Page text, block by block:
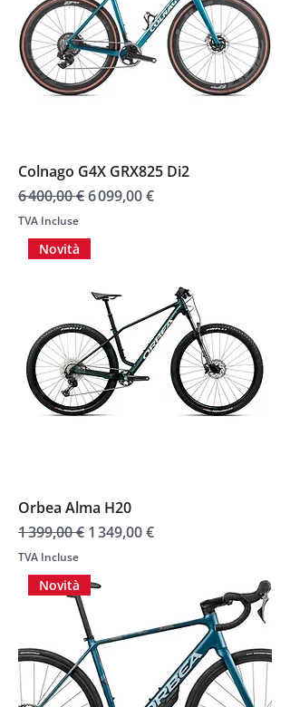
Colnago G4X GRX825 Di2
Prix original
6 400,00 €Prix promotionnel
6 099,00 €
TVA Incluse
Novità
Orbea Alma H20
Prix original
1 399,00 € Prix promotionnel
1 349,00 €
TVA Incluse
Novità